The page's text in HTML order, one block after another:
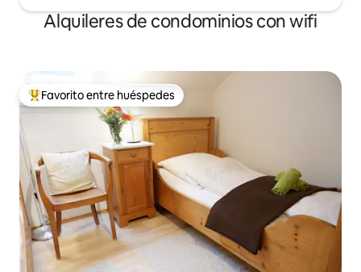
Alquileres de condominios con wifi
De los mejores en Favorito entre huéspedes
Favorito entre huéspedes